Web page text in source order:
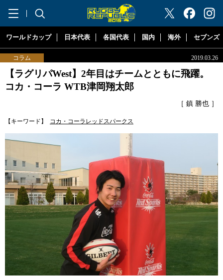
"ラグビーリパブリック"
ワールドカップ 日本代表 各国代表 国内 海外 セブンズ
コラム 2019.03.26
【ラグリパWest】2年目はチームとともに飛躍。
コカ・コーラ WTB津岡翔太郎
［ 鎮 勝也 ］
【キーワード】 コカ・コーラレッドスパークス